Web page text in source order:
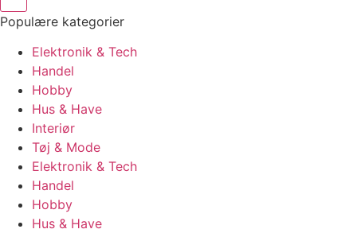
Populære kategorier
Elektronik & Tech
Handel
Hobby
Hus & Have
Interiør
Tøj & Mode
Elektronik & Tech
Handel
Hobby
Hus & Have